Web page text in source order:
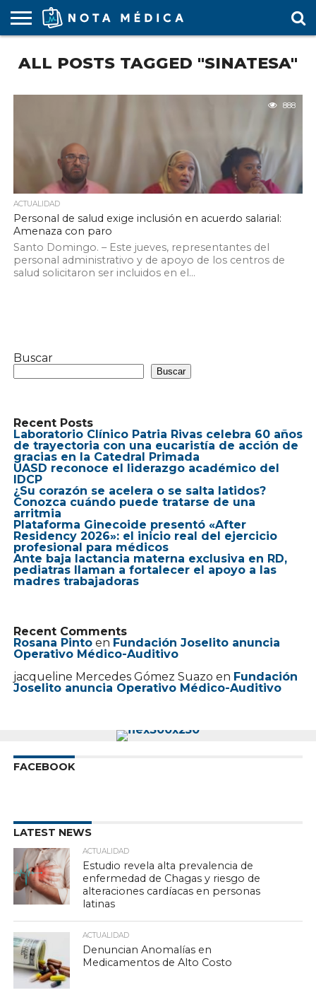
MÉDICA
ARS
ARTÍCULO
ACTUALIDAD
COLEGIO
MÉDICO
COVID-
19
EDUCACIÓN
MÉDICA
ESTUDIANTES
FARMACÉUTICAS
GUBERNAMENTAL
HOSPITALES
Y CLÍNICAS
MARKETING
MÉDICO
RESIDENTES
SALUD
LABORAL
SOCIEDADES
MÉDICAS
TURISMO
MÉDICO
VÍDEOS
ALL POSTS TAGGED "SINATESA"
888
ACTUALIDAD
Personal de salud exige inclusión en acuerdo salarial:
Amenaza con paro
Santo Domingo. – Este jueves, representantes del
personal administrativo y de apoyo de los centros de
salud solicitaron ser incluidos en el...
Buscar
Buscar
Recent Posts
Laboratorio Clínico Patria Rivas celebra 60 años
de trayectoria con una eucaristía de acción de
gracias en la Catedral Primada
UASD reconoce el liderazgo académico del
IDCP
¿Su corazón se acelera o se salta latidos?
Conozca cuándo puede tratarse de una
arritmia
Plataforma Ginecoide presentó «After
Residency 2026»: el inicio real del ejercicio
profesional para médicos
Ante baja lactancia materna exclusiva en RD,
pediatras llaman a fortalecer el apoyo a las
madres trabajadoras
Recent Comments
Rosana Pintoen Fundación Joselito anuncia
Operativo Médico-Auditivo
jacqueline Mercedes Gómez Suazo en Fundación
Joselito anuncia Operativo Médico-Auditivo
FACEBOOK
LATEST NEWS
ACTUALIDAD
Estudio revela alta prevalencia de
enfermedad de Chagas y riesgo de
alteraciones cardíacas en personas
latinas
ACTUALIDAD
Denuncian Anomalías en
Medicamentos de Alto Costo